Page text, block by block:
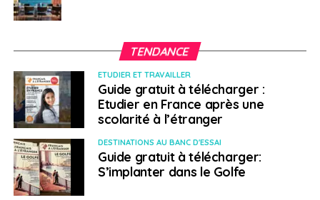
logement 2021
SUJETS ASSOCIÉS: COÛT DE LA VIE EXPATRIÉS
FEATURED
A SUIVRE
CCI FRANCE UAE : Union de la FBC et de la FBG
NE RATEZ PAS
Evasion fiscale : un pas de plus vers la
transparence
TENDANCE
ETUDIER ET TRAVAILLER
Guide gratuit à télécharger :
Etudier en France après une
scolarité à l’étranger
DESTINATIONS AU BANC D'ESSAI
Guide gratuit à télécharger:
S’implanter dans le Golfe